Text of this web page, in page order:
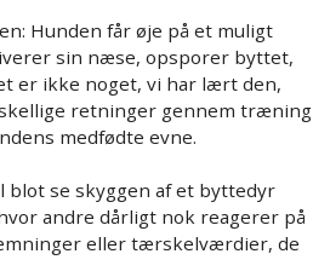
Hunden får øje på et muligt
sin næse, opsporer byttet,
er ikke noget, vi har lært den,
retninger gennem træning
medfødte evne.
se skyggen af et byttedyr
andre dårligt nok reagerer på
eller tærskelværdier, de